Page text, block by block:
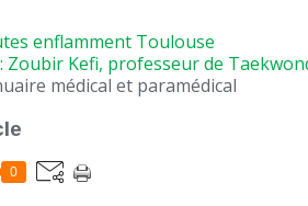
enflamment Toulouse
Zoubir Kefi, professeur de
médical et paramédical
0